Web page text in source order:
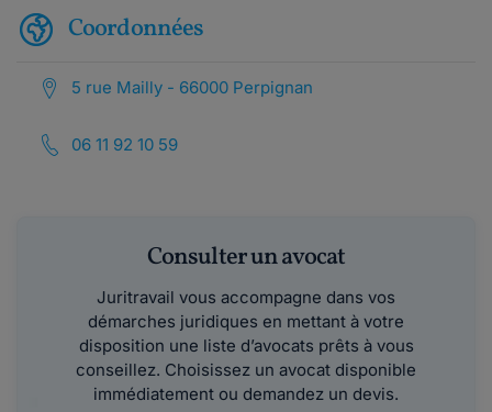
Coordonnées
5 rue Mailly - 66000 Perpignan
06 11 92 10 59
Consulter un avocat
Juritravail vous accompagne dans vos
démarches juridiques en mettant à votre
disposition une liste d’avocats prêts à vous
conseillez. Choisissez un avocat disponible
immédiatement ou demandez un devis.